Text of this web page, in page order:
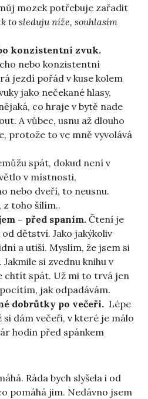
mozek potřebuje zařadit
to sleduju níže, souhlasím
konzistentní zvuk.
nebo konzistentní
jezdí pořád v kuse kolem
jako nečekané hlasy,
co hraje v bytě nade
A vůbec, usnu až dlouho
protože to ve mně vyvolává
spát, dokud není v
v místnosti,
nebo dveří, to neusnu.
z toho šílím..
– před spaním. Čtení je
dětství. Jako jakýkoliv
a utiší. Myslím, že jsem si
si zvednu knihu v
chtít spát. Už mi to trvá jen
jak odpadávám.
dobrůtky po večeři. Lépe
si dám večeři, v které je málo
hodin před spánkem
Ráda bych slyšela i od
pomáhá jim. Nedávno jsem